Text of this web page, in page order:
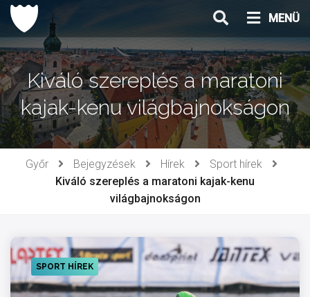
Ugrás
tartalomhoz
MENÜ
Kiváló szereplés a maratoni
kajak-kenu világbajnokságon
Győr Bejegyzések Hírek
Sport hírek
Kiváló szereplés a maratoni kajak-kenu
világbajnokságon
SPORT HÍREK